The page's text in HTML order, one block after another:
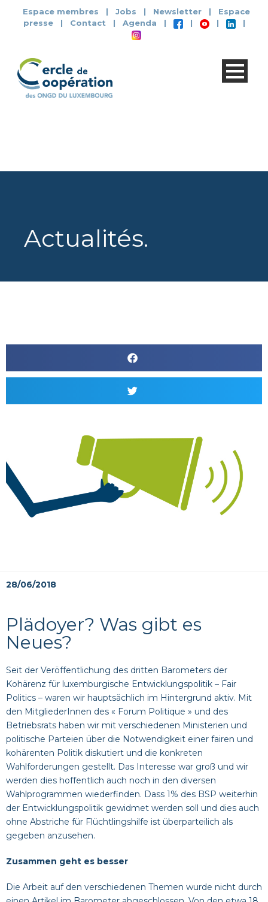
Espace membres | Jobs | Newsletter |
Espace
presse
| Contact | Agenda | | | |
Actualités.
28/06/2018
Plädoyer? Was gibt es
Neues?
Seit der Veröffentlichung des dritten Barometers der
Kohärenz für luxemburgische Entwicklungspolitik – Fair
Politics – waren wir hauptsächlich im Hintergrund aktiv. Mit
den MitgliederInnen des « Forum Politique » und des
Betriebsrats haben wir mit verschiedenen Ministerien und
politische Parteien über die Notwendigkeit einer fairen und
kohärenten Politik diskutiert und die konkreten
Wahlforderungen gestellt. Das Interesse war groß und wir
werden dies hoffentlich auch noch in den diversen
Wahlprogrammen wiederfinden. Dass 1% des BSP weiterhin
der Entwicklungspolitik gewidmet werden soll und dies auch
ohne Abstriche für Flüchtlingshilfe ist überparteilich als
gegeben anzusehen.
Zusammen geht es besser
Die Arbeit auf den verschiedenen Themen wurde nicht durch